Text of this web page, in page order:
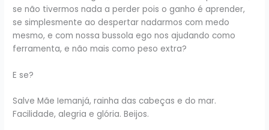
se não tivermos nada a perder pois o ganho é aprender,
se simplesmente ao despertar nadarmos com medo
mesmo, e com nossa bussola ego nos ajudando como
ferramenta, e não mais como peso extra?
E se?
Salve Mãe Iemanjá, rainha das cabeças e do mar.
Facilidade, alegria e glória. Beijos.